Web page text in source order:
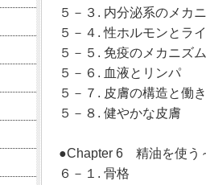
５－３. 内分泌系のメカ
５－４. 性ホルモンとラ
５－５. 免疫のメカニズム
５－６. 血液とリンパ
５－７. 皮膚の構造と働き
５－８. 健やかな皮膚
●Chapter 6 精油を使う
６－１. 骨格